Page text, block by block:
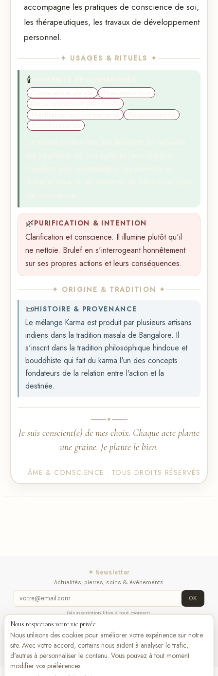
accompagne les pratiques de conscience de soi,
les thérapeutiques, les travaux de développement
personnel.
✦ USAGES & RITUELS ✦
🕯️
🌿PURIFICATION & INTENTION
Clarification et conscience. Il illumine plutôt qu'il
ne nettoie. Brulef en s'interrogeant honnêtement
sur ses propres actions et leurs conséquences.
✦ ORIGINE & TRADITION ✦
📜HISTOIRE & PROVENANCE
Le mélange Karma est produit par plusieurs artisans
indiens dans la tradition masala de Bangalore. Il
s'inscrit dans la tradition philosophique hindoue et
bouddhiste qui fait du karma l'un des concepts
fondateurs de la relation entre l'action et la
destinée.
✦
Je suis conscient(e) de mes choix. Chaque acte plante
une graine. Je plante le bien.
ÂME & CONSCIENCE · TOUS DROITS RÉSERVÉS
✦ Newsletter
Actualités, pierres, soins & événements.
OK
Désinscription libre à tout moment.
Mentions légales
nous
Nous respectons votre vie privée
Nous utilisons des cookies pour améliorer votre expérience sur notre
site. Avec votre accord, certains nous aident à analyser le trafic,
d'autres à personnaliser le contenu. Vous pouvez à tout moment
modifier vos préférences.